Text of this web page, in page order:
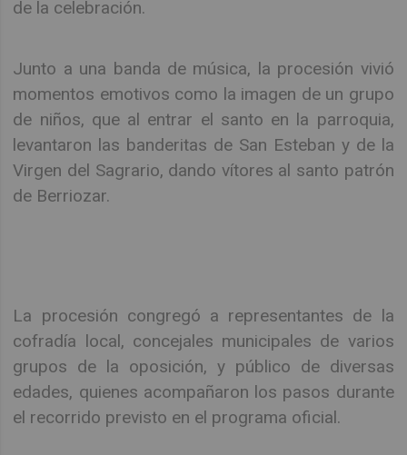
de la celebración.
Junto a una banda de música, la procesión vivió
momentos emotivos como la imagen de un grupo
de niños, que al entrar el santo en la parroquia,
levantaron las banderitas de San Esteban y de la
Virgen del Sagrario, dando vítores al santo patrón
de Berriozar.
La procesión congregó a representantes de la
cofradía local, concejales municipales de varios
grupos de la oposición, y público de diversas
edades, quienes acompañaron los pasos durante
el recorrido previsto en el programa oficial.